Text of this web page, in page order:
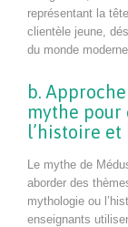
représentant la
clientèle jeune,
du monde moderne.
b.
mythe pour
l’histoire et
Le mythe de
aborder des
mythologie ou
enseignants